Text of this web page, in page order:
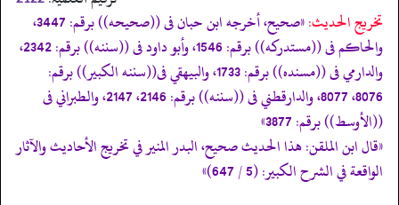
تخریج الحدیث:
«صحيح، أخرجه ابن حبان فى ((صحيحه)) برقم: 3447،
والحاكم فى ((مستدركه)) برقم: 1546، وأبو داود فى ((سننه)) برقم: 2342،
والدارمي فى ((مسنده)) برقم: 1733، والبيهقي فى((سننه الكبير)) برقم:
8076، 8077، والدارقطني فى ((سننه)) برقم: 2146، 2147، والطبراني فى
((الأوسط)) برقم: 3877»
«قال ابن الملقن: هذا الحديث صحيح، البدر المنير في تخريج الأحاديث والآثار
الواقعة في الشرح الكبير: (5 / 647)»